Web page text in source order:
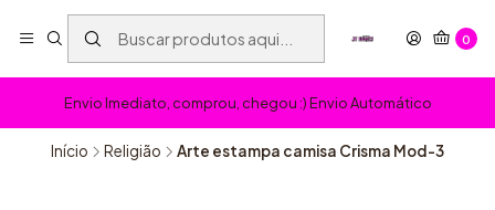
0
Envio Imediato, comprou, chegou :) Envio Automático
Início Religião Arte estampa camisa Crisma Mod-3